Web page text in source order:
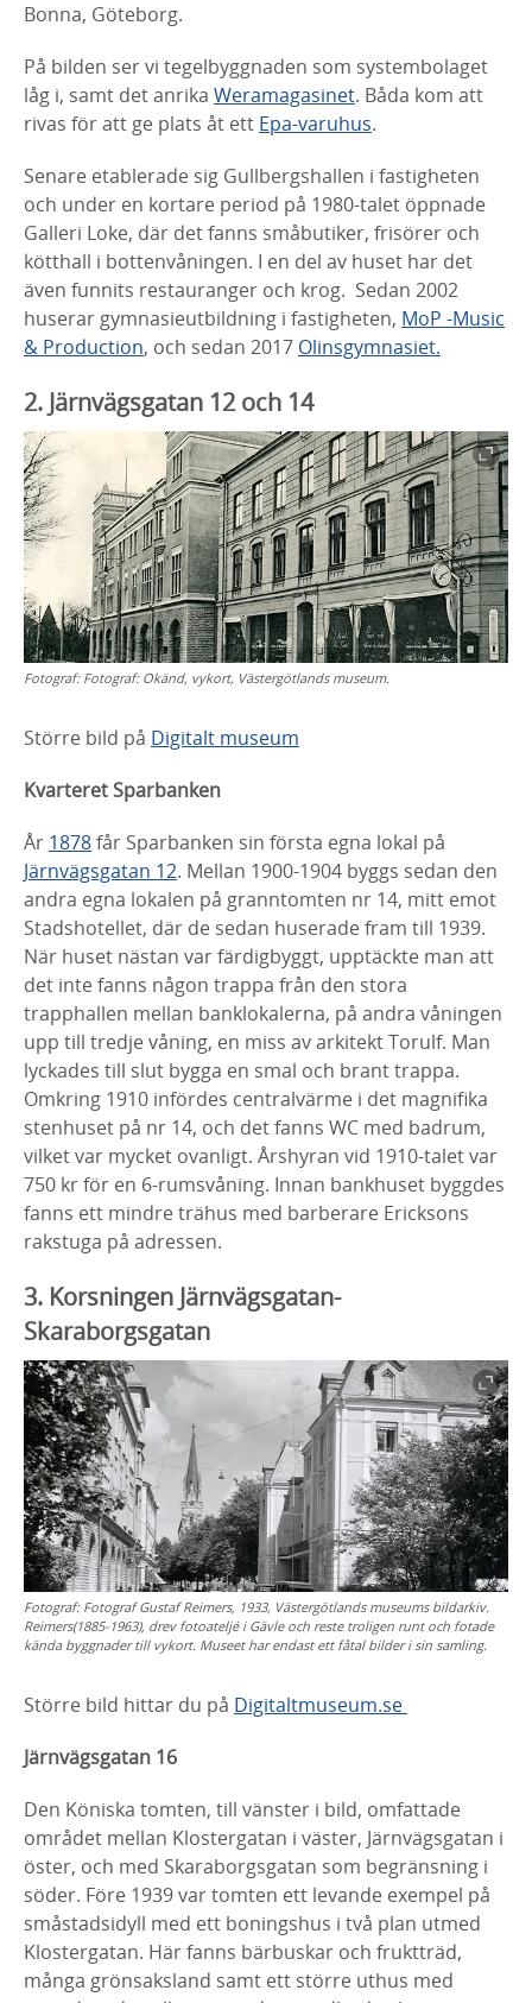
Bonna, Göteborg.
På bilden ser vi tegelbyggnaden som systembolaget
låg i, samt det anrika Weramagasinet. Båda kom att
rivas för att ge plats åt ett Epa-varuhus.
Senare etablerade sig Gullbergshallen i fastigheten
och under en kortare period på 1980-talet öppnade
Galleri Loke, där det fanns småbutiker, frisörer och
kötthall i bottenvåningen. I en del av huset har det
även funnits restauranger och krog. Sedan 2002
huserar gymnasieutbildning i fastigheten, MoP -Music
& Production, och sedan 2017 Olinsgymnasiet.
2. Järnvägsgatan 12 och 14
Fotograf: Fotograf: Okänd, vykort, Västergötlands museum.
Större bild på Digitalt museum
Kvarteret Sparbanken
År 1878får Sparbanken sin första egna lokal på
Järnvägsgatan 12. Mellan 1900-1904 byggs sedan den
andra egna lokalen på granntomten nr 14, mitt emot
Stadshotellet, där de sedan huserade fram till 1939.
När huset nästan var färdigbyggt, upptäckte man att
det inte fanns någon trappa från den stora
trapphallen mellan banklokalerna, på andra våningen
upp till tredje våning, en miss av arkitekt Torulf. Man
lyckades till slut bygga en smal och brant trappa.
Omkring 1910 infördes centralvärme i det magnifika
stenhuset på nr 14, och det fanns WC med badrum,
vilket var mycket ovanligt. Årshyran vid 1910-talet var
750 kr för en 6-rumsvåning. Innan bankhuset byggdes
fanns ett mindre trähus med barberare Ericksons
rakstuga på adressen.
3. Korsningen Järnvägsgatan-
Skaraborgsgatan
Fotograf: Fotograf Gustaf Reimers, 1933, Västergötlands museums bildarkiv.
Reimers(1885-1963), drev fotoateljé i Gävle och reste troligen runt och fotade
kända byggnader till vykort. Museet har endast ett fåtal bilder i sin samling.
Större bild hittar du på Digitaltmuseum.se
Järnvägsgatan 16
Den Köniska tomten, till vänster i bild, omfattade
området mellan Klostergatan i väster, Järnvägsgatan i
öster, och med Skaraborgsgatan som begränsning i
söder. Före 1939 var tomten ett levande exempel på
småstadsidyll med ett boningshus i två plan utmed
Klostergatan. Här fanns bärbuskar och fruktträd,
många grönsaksland samt ett större uthus med